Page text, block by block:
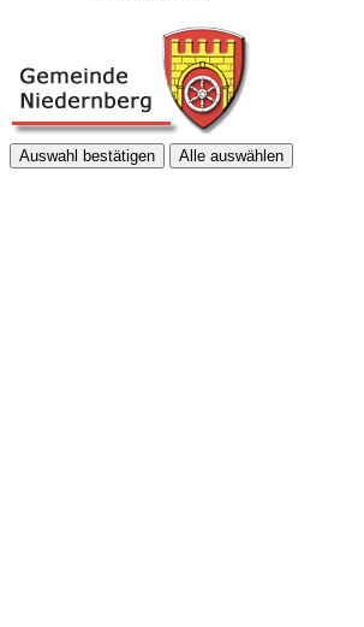
Auswahl bestätigen Alle auswählen